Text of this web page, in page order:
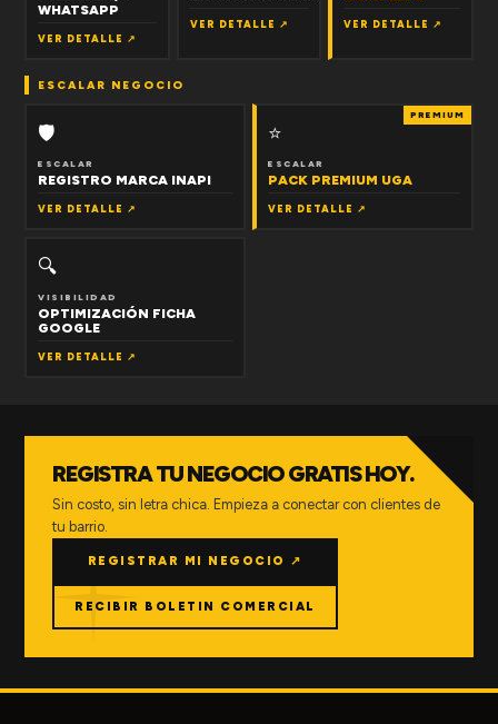
WHATSAPP
VER DETALLE ↗
VER DETALLE ↗ VER DETALLE ↗
ESCALAR NEGOCIO
🛡
ESCALAR
REGISTRO MARCA INAPI
VER DETALLE ↗
PREMIUM
⭐
ESCALAR
PACK PREMIUM UGA
VER DETALLE ↗
🔍
VISIBILIDAD
OPTIMIZACIÓN FICHA
GOOGLE
VER DETALLE ↗
REGISTRA TU NEGOCIO GRATIS HOY.
Sin costo, sin letra chica. Empieza a conectar con clientes de
tu barrio.
REGISTRAR MI NEGOCIO ↗
RECIBIR BOLETIN COMERCIAL